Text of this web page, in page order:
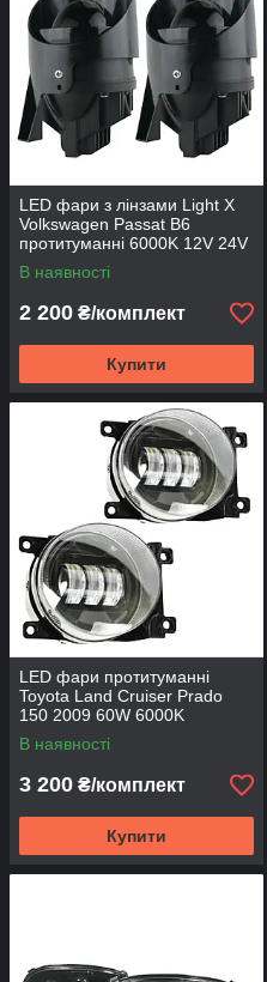
LED фари з лінзами Light X
Volkswagen Passat B6
протитуманні 6000K 12V 24V
60W
В наявності
2 200 ₴/комплект
Купити
LED фари протитуманні
Toyota Land Cruiser Prado
150 2009 60W 6000K
В наявності
3 200 ₴/комплект
Купити